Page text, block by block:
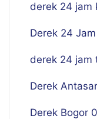
derek 24 jam
Derek 24
derek 24 jam
Derek
Derek Bogor